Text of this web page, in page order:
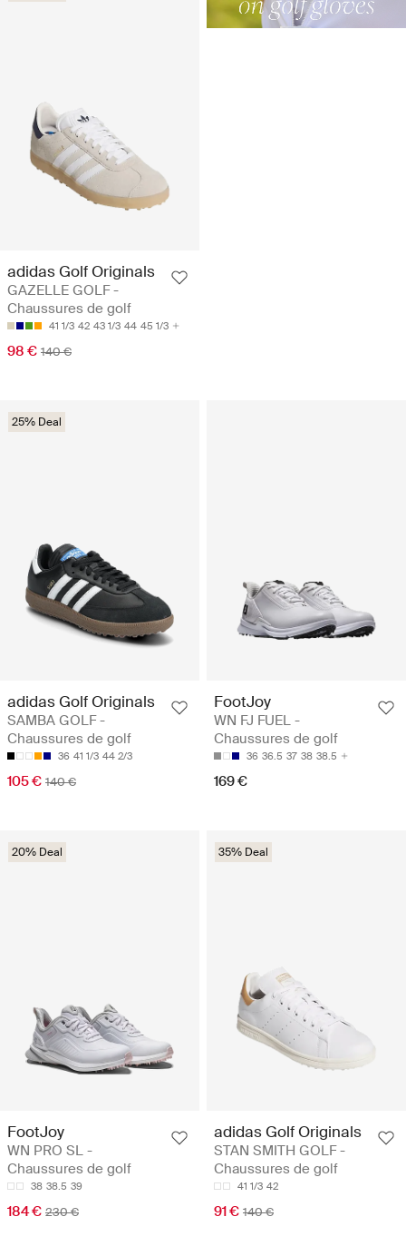
adidas Golf Originals
GAZELLE GOLF -
Chaussures de golf
41 1/3 42 43 1/3 44 45 1/3
98 € 140 €
25% Deal
adidas Golf Originals
SAMBA GOLF -
Chaussures de golf
36 41 1/3 44 2/3
105 € 140 €
FootJoy
WN FJ FUEL -
Chaussures de golf
36 36.5 37 38 38.5
169 €
20% Deal
FootJoy
WN PRO SL -
Chaussures de golf
38 38.5 39
184 € 230 €
35% Deal
adidas Golf Originals
STAN SMITH GOLF -
Chaussures de golf
41 1/3 42
91 € 140 €